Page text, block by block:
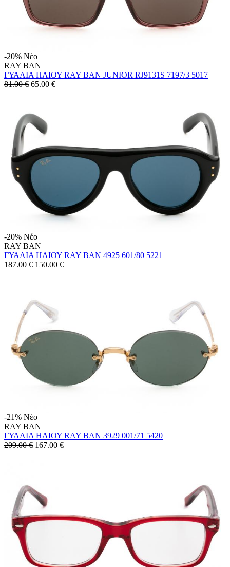
-20% Νέο
RAY BAN
ΓΥΑΛΙΑ ΗΛΙΟΥ RAY BAN JUNIOR RJ9131S 7197/3 5017
81.00 € 65.00 €
-20% Νέο
RAY BAN
ΓΥΑΛΙΑ ΗΛΙΟΥ RAY BAN 4925 601/80 5221
187.00 € 150.00 €
-21% Νέο
RAY BAN
ΓΥΑΛΙΑ ΗΛΙΟΥ RAY BAN 3929 001/71 5420
209.00 € 167.00 €